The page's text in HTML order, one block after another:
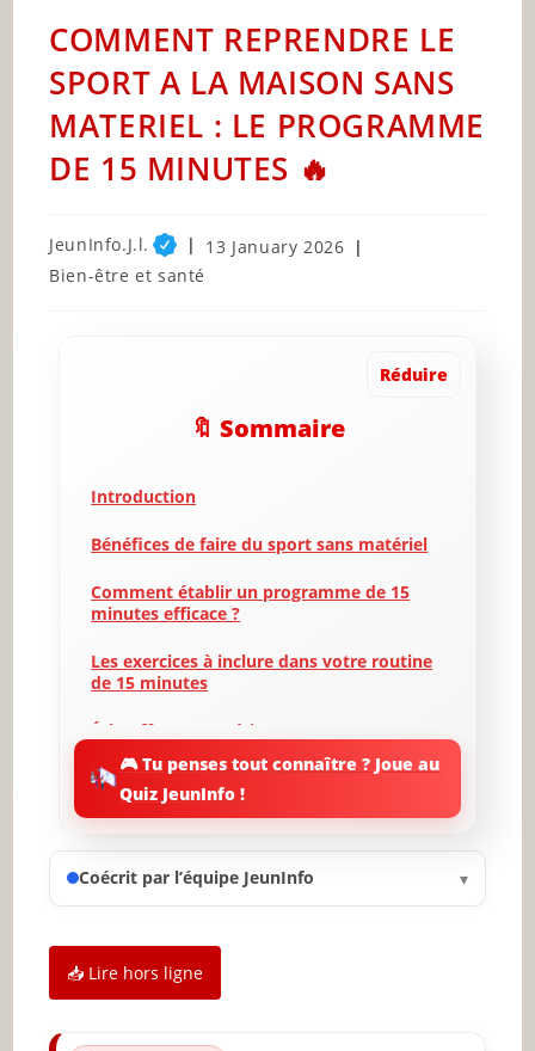
COMMENT REPRENDRE LE
SPORT A LA MAISON SANS
MATERIEL : LE PROGRAMME
DE 15 MINUTES 🔥
Post
author:
JeunInfo.J.l.
Post
13 January 2026
Post
Bien-être et santé
Réduire
🔖 Sommaire
Introduction
Bénéfices de faire du sport sans matériel
Comment établir un programme de 15
minutes efficace ?
Les exercices à inclure dans votre routine
de 15 minutes
Échauffement et étirements : ne pas
Motivation : Comment rester engagé dans
son programme ?
Suivi des progrès et ajustement du
programme
Conclusion : Prenez soin de votre corps et
🎮 Tu penses tout connaître ? Joue au
Quiz JeunInfo !
Coécrit par l’équipe JeunInfo ▾
📥 Lire hors ligne